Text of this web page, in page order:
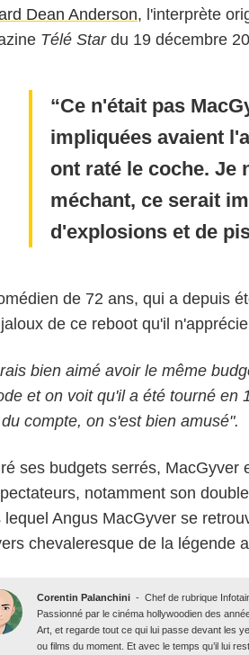
Dean Anderson, l'interprète
Télé Stardu 19 décembre
Ce n'était pas
impliquées avaient
ont raté le coche. Je
méchant, ce serait
d'explosions et de
de 72 ans, qui a depuis
de ce reboot qu'il
bien aimé avoir le même
et on voit qu'il a été tourné en
compte, on s'est bien amusé".
ses budgets serrés, MacGyver
notamment son
lequel Angus MacGyver se
chevaleresque de la légende
Corentin Palanchini - Chef de rubrique
Passionné par le cinéma hollywoodien des
Art, et regarde tout ce qui lui passe devant les
ou films du moment. Et avec le temps qu’il lui